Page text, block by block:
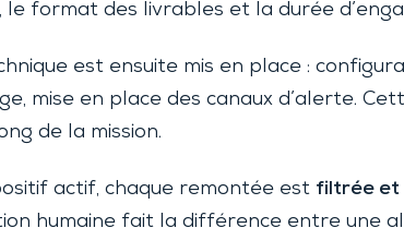
le format des livrables et la durée
est ensuite mis en place :
mise en place des canaux d’alerte.
de la mission.
actif, chaque remontée est filtrée et
humaine fait la différence entre une